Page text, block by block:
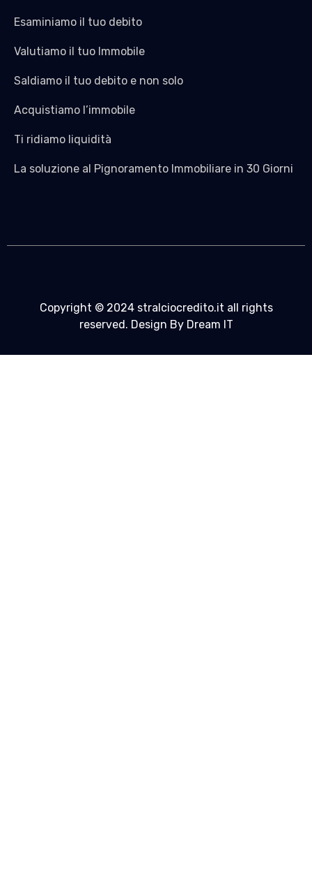
Esaminiamo il tuo debito
Valutiamo il tuo Immobile
Saldiamo il tuo debito e non solo
Acquistiamo l’immobile
Ti ridiamo liquidità
La soluzione al Pignoramento Immobiliare in 30 Giorni
Copyright © 2024 stralciocredito.it all rights
reserved. Design By Dream IT